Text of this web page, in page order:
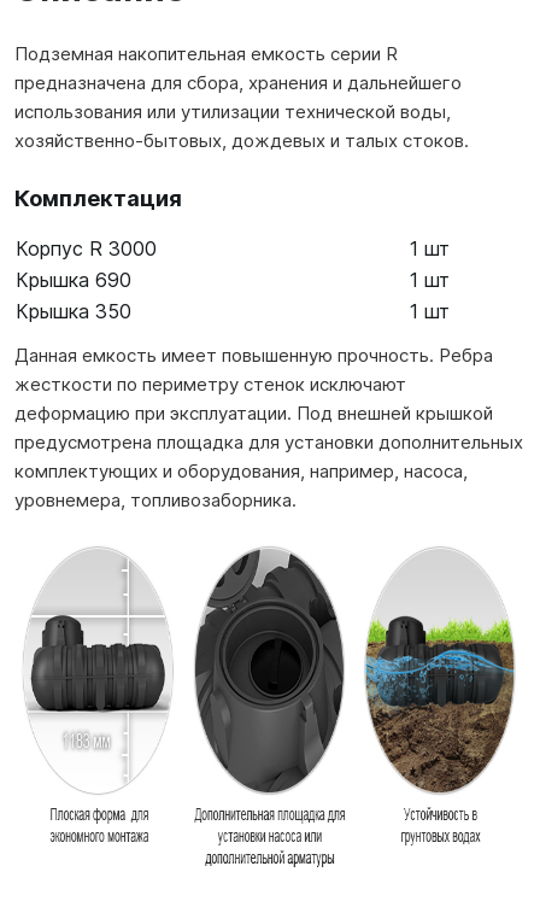
Подземная накопительная емкость серии R
предназначена для сбора, хранения и дальнейшего
использования или утилизации технической воды,
хозяйственно-бытовых, дождевых и талых стоков.
Комплектация
Корпус R 3000
1 шт
Крышка 690
1 шт
Крышка 350
1 шт
Данная емкость имеет повышенную прочность. Ребра
жесткости по периметру стенок исключают
деформацию при эксплуатации. Под внешней крышкой
предусмотрена площадка для установки дополнительных
комплектующих и оборудования, например, насоса,
уровнемера, топливозаборника.